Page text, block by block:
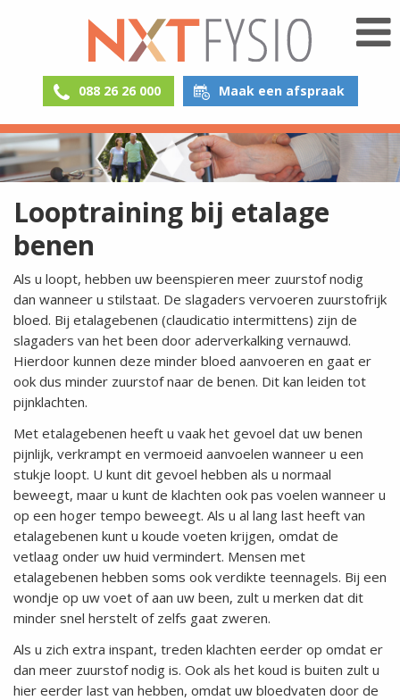
088 26 26 000 Maak een afspraak
Looptraining bij etalage
benen
Als u loopt, hebben uw beenspieren meer zuurstof nodig
dan wanneer u stilstaat. De slagaders vervoeren zuurstofrijk
bloed. Bij etalagebenen (claudicatio intermittens) zijn de
slagaders van het been door aderverkalking vernauwd.
Hierdoor kunnen deze minder bloed aanvoeren en gaat er
ook dus minder zuurstof naar de benen. Dit kan leiden tot
pijnklachten.
Met etalagebenen heeft u vaak het gevoel dat uw benen
pijnlijk, verkrampt en vermoeid aanvoelen wanneer u een
stukje loopt. U kunt dit gevoel hebben als u normaal
beweegt, maar u kunt de klachten ook pas voelen wanneer u
op een hoger tempo beweegt. Als u al lang last heeft van
etalagebenen kunt u koude voeten krijgen, omdat de
vetlaag onder uw huid vermindert. Mensen met
etalagebenen hebben soms ook verdikte teennagels. Bij een
wondje op uw voet of aan uw been, zult u merken dat dit
minder snel herstelt of zelfs gaat zweren.
Als u zich extra inspant, treden klachten eerder op omdat er
dan meer zuurstof nodig is. Ook als het koud is buiten zult u
hier eerder last van hebben, omdat uw bloedvaten door de